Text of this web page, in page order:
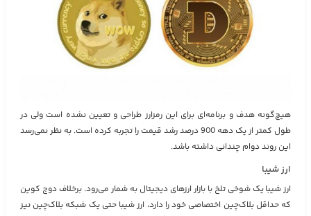
هیچ‌گونه هدف و برنامه‌ای برای این رمزارز طراحی و تعیین نشده است ولی در
طول کمتر از یک دهه 900 درصد رشد قیمت را تجربه کرده است. به نظر نمی‌رسد
این روند دوام چندانی داشته باشد.
ارز شیبا
ارز شیبا یک شوخی تلخ با بازار ارزهای دیجیتال به شمار می‌رود. برخلاف دوج کوین
که حداقل بلاک‌چین اختصاصی خود را دارد، ارز شیبا حتی یک شبکه بلاک‌چین نیز